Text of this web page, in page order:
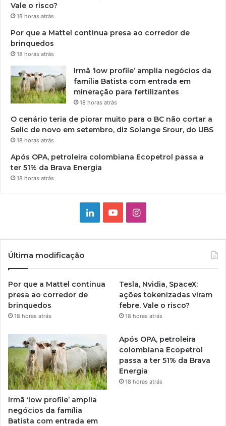
Vale o risco?
18 horas atrás
Por que a Mattel continua presa ao corredor de
brinquedos
18 horas atrás
Irmã ‘low profile’ amplia negócios da
família Batista com entrada em
mineração para fertilizantes
18 horas atrás
O cenário teria de piorar muito para o BC não cortar a
Selic de novo em setembro, diz Solange Srour, do UBS
18 horas atrás
Após OPA, petroleira colombiana Ecopetrol passa a
ter 51% da Brava Energia
18 horas atrás
LinkedinYouTubeInstagram
Última modificação
Por que a Mattel continua
presa ao corredor de
brinquedos
18 horas atrás
Tesla, Nvidia, SpaceX:
ações tokenizadas viram
febre. Vale o risco?
18 horas atrás
Irmã ‘low profile’ amplia
negócios da família
Batista com entrada em
Após OPA, petroleira
colombiana Ecopetrol
passa a ter 51% da Brava
Energia
18 horas atrás